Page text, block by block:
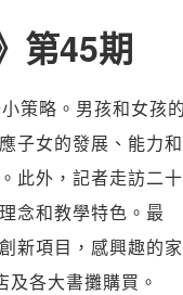
第45期
策略。男孩和女孩
子女的發展、能力和
此外，記者走訪二十
念和教學特色。最
新項目，感興趣的家
各大書攤購買。